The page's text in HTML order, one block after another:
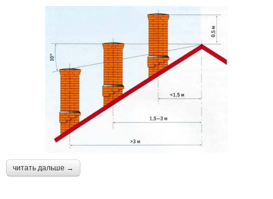
читать дальше →